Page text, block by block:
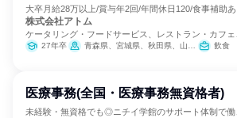
大卒月給28万以上/賞与年2回/年間休日120/食事補助あ
株式会社アトム
ケータリング・フードサービス、レストラン・カフ
27年卒 青森県、宮城県、秋田県、山形県、福島県、茨城県、栃木県、群馬県、埼玉県、千葉県、東京都、神奈川県、新潟県、富山県、石川県、福井県、山梨県、長野県、岐阜県、静岡県、愛知県、三重県、滋賀県、京都府、大阪府、兵庫県、奈良県、山口県、福岡県、熊本県、宮崎県 飲食
医療事務(全国・医療事務無資格者)
未経験・無資格でも◎ニチイ学館のサポート体制で働